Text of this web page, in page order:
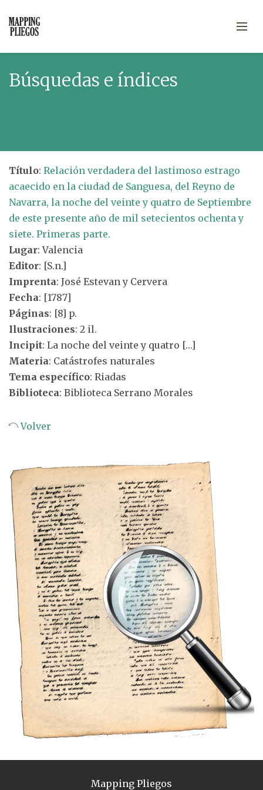
Búsquedas e índices
Título: Relación verdadera del lastimoso estrago
acaecido en la ciudad de Sanguesa, del Reyno de
Navarra, la noche del veinte y quatro de Septiembre
de este presente año de mil setecientos ochenta y
siete. Primeras parte.
Lugar: Valencia
Editor: [S.n.]
Imprenta: José Estevan y Cervera
Fecha: [1787]
Páginas: [8] p.
Ilustraciones: 2 il.
Incipit: La noche del veinte y quatro […]
Materia: Catástrofes naturales
Tema específico: Riadas
Biblioteca: Biblioteca Serrano Morales
Volver
Mapping Pliegos